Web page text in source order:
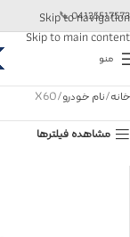
Skip to navigation
Skip to main content
04135517573
📞
منو
خانه نام خودرو X60
مشاهده فیلترها